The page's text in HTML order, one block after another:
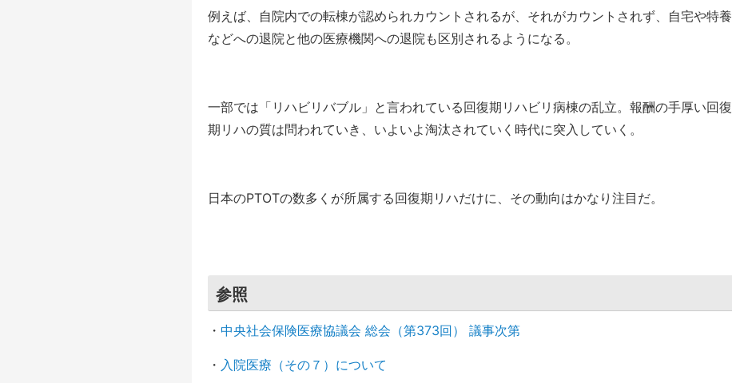
例えば、自院内での転棟が認められカウントされるが、それがカウントされず、自宅や特養
などへの退院と他の医療機関への退院も区別されるようになる。
一部では「リハビリバブル」と言われている回復期リハビリ病棟の乱立。報酬の手厚い回復
期リハの質は問われていき、いよいよ淘汰されていく時代に突入していく。
日本のPTOTの数多くが所属する回復期リハだけに、その動向はかなり注目だ。
参照
・ 中央社会保険医療協議会 総会（第373回） 議事次第
・ 入院医療（その７）について